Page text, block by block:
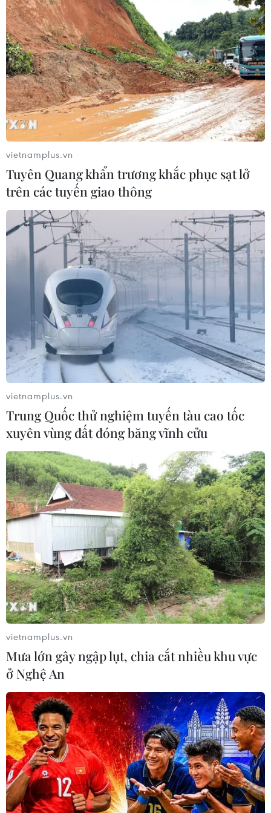
TIN CÙNG CHUYÊN MỤC
NAPAS và KiotViet hợp tác mở rộng
hệ sinh thái thanh toán VietQR
06/08/2026 14:03
vietnamplus.vn
Tuyên Quang khẩn trương khắc phục sạt lở
trên các tuyến giao thông
vietnamplus.vn
Trung Quốc thử nghiệm tuyến tàu cao tốc
xuyên vùng đất đóng băng vĩnh cửu
vietnamplus.vn
Mưa lớn gây ngập lụt, chia cắt nhiều khu vực
ở Nghệ An